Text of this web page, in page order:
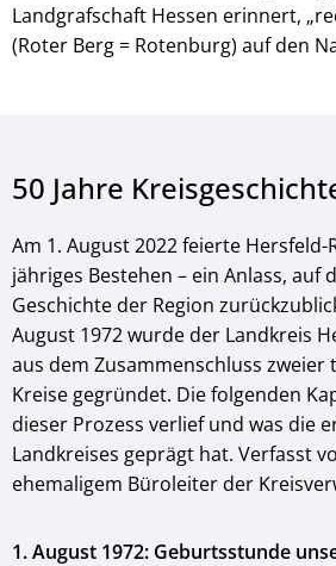
Landgrafschaft Hessen erinnert,
(Roter Berg = Rotenburg) auf den
50 Jahre
Am 1. August 2022 feierte
jähriges Bestehen – ein Anlass, auf
Geschichte der Region
August 1972 wurde der Landkreis
aus dem Zusammenschluss
Kreise gegründet. Die folgenden
dieser Prozess verlief und was die
Landkreises geprägt hat. Verfasst
ehemaligem Büroleiter der
1. August 1972: Geburtsstunde